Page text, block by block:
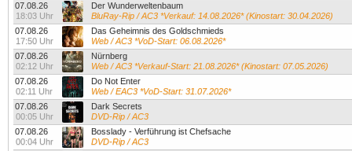
07.08.26
18:03 Uhr
Der Wunderweltenbaum
BluRay-Rip / AC3 *Verkauf: 14.08.2026* (Kinostart: 30.04.2026)
07.08.26
17:50 Uhr
Das Geheimnis des Goldschmieds
Web / AC3 *VoD-Start: 06.08.2026*
07.08.26
02:12 Uhr
Nürnberg
Web / AC3 *Verkauf-Start: 21.08.2026* (Kinostart: 07.05.2026)
07.08.26
02:11 Uhr
Do Not Enter
Web / EAC3 *VoD-Start: 31.07.2026*
07.08.26
00:05 Uhr
Dark Secrets
DVD-Rip / AC3
07.08.26
00:04 Uhr
Bosslady - Verführung ist Chefsache
DVD-Rip / AC3